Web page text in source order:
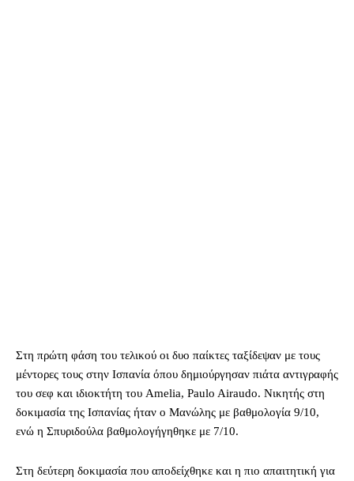
Στη πρώτη φάση του τελικού οι δυο παίκτες ταξίδεψαν με τους
μέντορες τους στην Ισπανία όπου δημιούργησαν πιάτα αντιγραφής
του σεφ και ιδιοκτήτη του Amelia, Paulo Airaudo. Νικητής στη
δοκιμασία της Ισπανίας ήταν ο Μανώλης με βαθμολογία 9/10,
ενώ η Σπυριδούλα βαθμολογήγηθηκε με 7/10.
Στη δεύτερη δοκιμασία που αποδείχθηκε και η πιο απαιτητική για